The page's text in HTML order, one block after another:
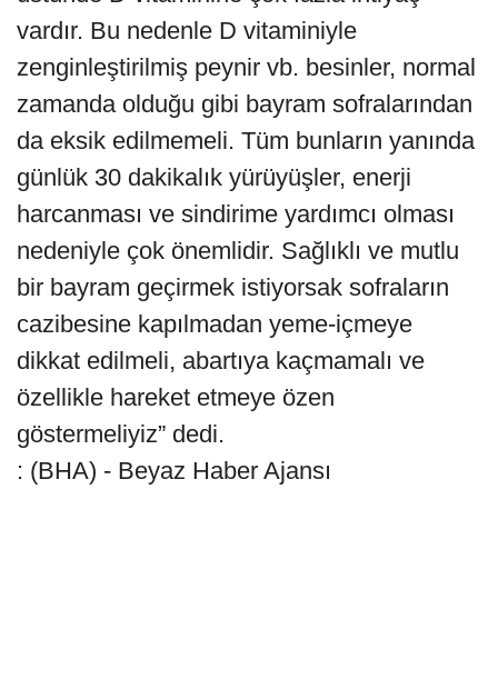
vardır. Bu nedenle D vitaminiyle
zenginleştirilmiş peynir vb. besinler, normal
zamanda olduğu gibi bayram sofralarından
da eksik edilmemeli. Tüm bunların yanında
günlük 30 dakikalık yürüyüşler, enerji
harcanması ve sindirime yardımcı olması
nedeniyle çok önemlidir. Sağlıklı ve mutlu
bir bayram geçirmek istiyorsak sofraların
cazibesine kapılmadan yeme-içmeye
dikkat edilmeli, abartıya kaçmamalı ve
özellikle hareket etmeye özen
göstermeliyiz” dedi.
: (BHA) - Beyaz Haber Ajansı